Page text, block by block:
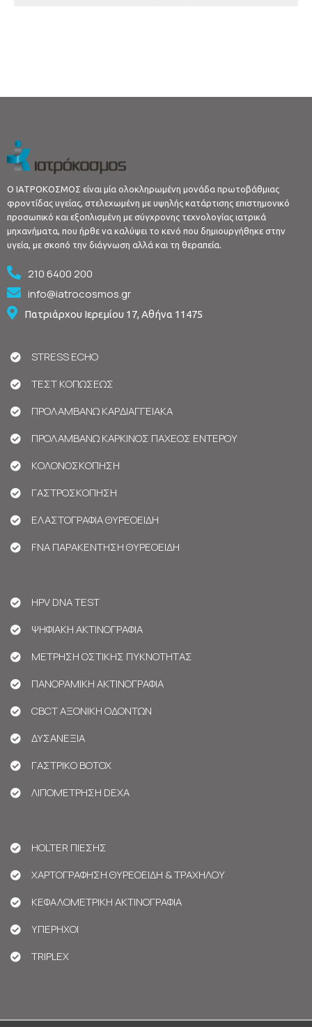
Ο ΙΑΤΡΟΚΟΣΜΟΣ είναι μία ολοκληρωμένη μονάδα πρωτοβάθμιας
φροντίδας υγείας, στελεχωμένη με υψηλής κατάρτισης επιστημονικό
προσωπικό και εξοπλισμένη με σύγχρονης τεχνολογίας ιατρικά
μηχανήματα, που ήρθε να καλύψει το κενό που δημιουργήθηκε στην
υγεία, με σκοπό την διάγνωση αλλά και τη θεραπεία.
210 6400 200
info@iatrocosmos.gr
Πατριάρχου Ιερεμίου 17, Αθήνα 11475
STRESS ECHO
ΤΕΣΤ ΚΟΠΩΣΕΩΣ
ΠΡΟΛΑΜΒΑΝΩ ΚΑΡΔΙΑΓΓΕΙΑΚΑ
ΠΡΟΛΑΜΒΑΝΩ ΚΑΡΚΙΝΟΣ ΠΑΧΕΟΣ ΕΝΤΕΡΟΥ
ΚΟΛΟΝΟΣΚΟΠΗΣΗ
ΓΑΣΤΡΟΣΚΟΠΗΣΗ
ΕΛΑΣΤΟΓΡΑΦΙΑ ΘΥΡΕΟΕΙΔΗ
FNA ΠΑΡΑΚΕΝΤΗΣΗ ΘΥΡΕΟΕΙΔΗ
HPV DNA TEST
ΨΗΦΙΑΚΗ ΑΚΤΙΝΟΓΡΑΦΙΑ
ΜΕΤΡΗΣΗ ΟΣΤΙΚΗΣ ΠΥΚΝΟΤΗΤΑΣ
ΠΑΝΟΡΑΜΙΚΗ ΑΚΤΙΝΟΓΡΑΦΙΑ
CBCT ΑΞΟΝΙΚΗ ΟΔΟΝΤΩΝ
ΔΥΣΑΝΕΞΙΑ
ΓΑΣΤΡΙΚΟ BOTOX
ΛΙΠΟΜΕΤΡΗΣΗ DEXA
HOLTER ΠΙΕΣΗΣ
ΧΑΡΤΟΓΡΑΦΗΣΗ ΘΥΡΕΟΕΙΔΗ & ΤΡΑΧΗΛΟΥ
ΚΕΦΑΛΟΜΕΤΡΙΚΗ ΑΚΤΙΝΟΓΡΑΦΙΑ
ΥΠΕΡΗΧΟΙ
TRIPLEX